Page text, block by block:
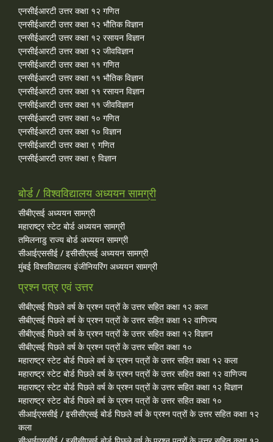
एनसीईआरटी उत्तर कक्षा १२ गणित
एनसीईआरटी उत्तर कक्षा १२ भौतिक विज्ञान
एनसीईआरटी उत्तर कक्षा १२ रसायन विज्ञान
एनसीईआरटी उत्तर कक्षा १२ जीवविज्ञान
एनसीईआरटी उत्तर कक्षा ११ गणित
एनसीईआरटी उत्तर कक्षा ११ भौतिक विज्ञान
एनसीईआरटी उत्तर कक्षा ११ रसायन विज्ञान
एनसीईआरटी उत्तर कक्षा ११ जीवविज्ञान
एनसीईआरटी उत्तर कक्षा १० गणित
एनसीईआरटी उत्तर कक्षा १० विज्ञान
एनसीईआरटी उत्तर कक्षा ९ गणित
एनसीईआरटी उत्तर कक्षा ९ विज्ञान
बोर्ड / विश्वविद्यालय अध्ययन सामग्री
सीबीएसई अध्ययन सामग्री
महाराष्ट्र स्टेट बोर्ड अध्ययन सामग्री
तमिलनाडु राज्य बोर्ड अध्ययन सामग्री
सीआईएससीई / इसीसीएसई अध्ययन सामग्री
मुंबई विश्वविद्यालय इंजीनियरिंग अध्ययन सामग्री
प्रश्न पत्र एवं उत्तर
सीबीएसई पिछले वर्ष के प्रश्न पत्रों के उत्तर सहित कक्षा १२ कला
सीबीएसई पिछले वर्ष के प्रश्न पत्रों के उत्तर सहित कक्षा १२ वाणिज्य
सीबीएसई पिछले वर्ष के प्रश्न पत्रों के उत्तर सहित कक्षा १२ विज्ञान
सीबीएसई पिछले वर्ष के प्रश्न पत्रों के उत्तर सहित कक्षा १०
महाराष्ट्र स्टेट बोर्ड पिछले वर्ष के प्रश्न पत्रों के उत्तर सहित कक्षा १२ कला
महाराष्ट्र स्टेट बोर्ड पिछले वर्ष के प्रश्न पत्रों के उत्तर सहित कक्षा १२ वाणिज्य
महाराष्ट्र स्टेट बोर्ड पिछले वर्ष के प्रश्न पत्रों के उत्तर सहित कक्षा १२ विज्ञान
महाराष्ट्र स्टेट बोर्ड पिछले वर्ष के प्रश्न पत्रों के उत्तर सहित कक्षा १०
सीआईएससीई / इसीसीएसई बोर्ड पिछले वर्ष के प्रश्न पत्रों के उत्तर सहित कक्षा १२
कला